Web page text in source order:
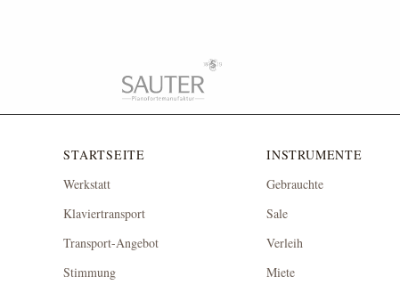
STARTSEITE
Werkstatt
Klaviertransport
Transport-Angebot
Stimmung
INSTRUMENTE
Gebrauchte
Sale
Verleih
Miete